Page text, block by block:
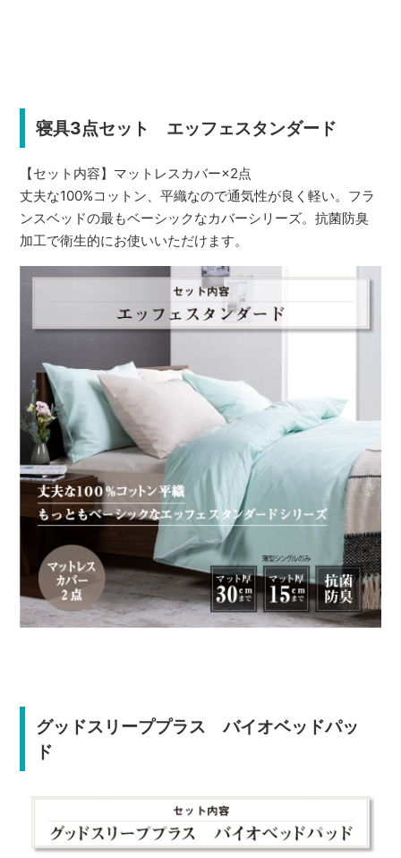
寝具3点セット エッフェスタンダード
【セット内容】マットレスカバー×2点
丈夫な100%コットン、平織なので通気性が良く軽い。フラ
ンスベッドの最もベーシックなカバーシリーズ。抗菌防臭
加工で衛生的にお使いいただけます。
グッドスリーププラス バイオベッドパッ
ド